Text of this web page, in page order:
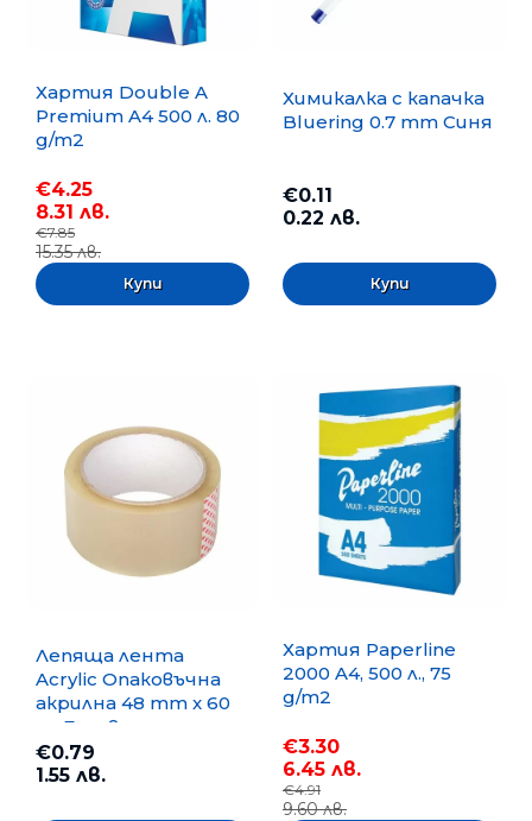
Хартия Double A
Premium A4 500 л. 80
g/m2
€4.25
8.31 лв.
€7.85
15.35 лв.
Химикалка с капачка
Bluering 0.7 mm Синя
€0.11
0.22 лв.
Лепяща лента
Acrylic Опаковъчна
акрилна 48 mm x 60
m, Безцветна
€0.79
1.55 лв.
Хартия Paperline
2000 A4, 500 л., 75
g/m2
€3.30
6.45 лв.
€4.91
9.60 лв.